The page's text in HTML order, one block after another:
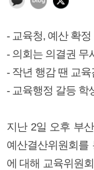
- 교육청, 예산 확
- 의회는 의결권 무
- 작년 행감 땐 교
- 교육행정 갈등 학
지난 2일 오후 부
예산결산위원회를
에 대해 교육위원